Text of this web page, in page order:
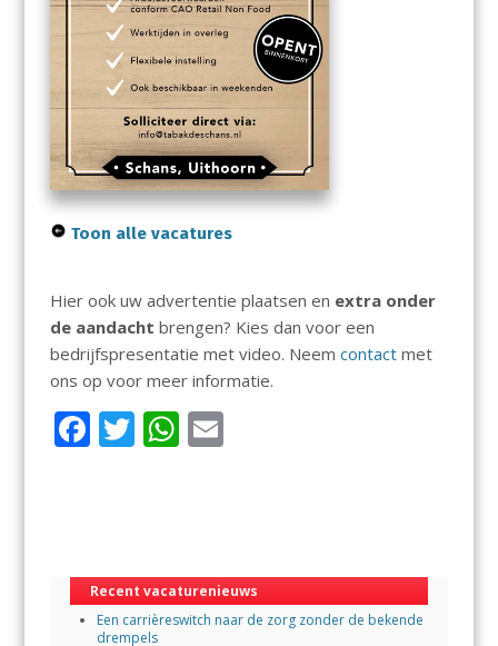
Toon alle vacatures
Hier ook uw advertentie plaatsen en extra onder
de aandacht brengen? Kies dan voor een
bedrijfspresentatie met video. Neem contactmet
ons op voor meer informatie.
F
o
o
T W
A
p
E
Recent vacaturenieuws
Een carrièreswitch naar de zorg zonder de bekende
drempels